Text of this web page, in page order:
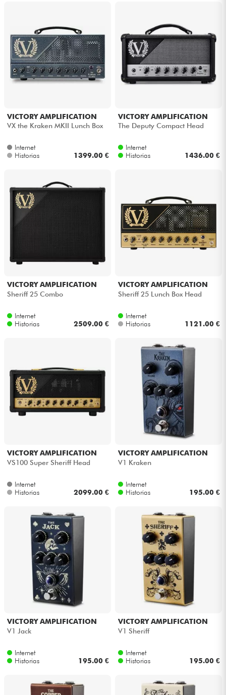
VICTORY AMPLIFICATION
VX the Kraken MKII Lunch Box
Internet
Historias
1399.00 €
VICTORY AMPLIFICATION
The Deputy Compact Head
Internet
Historias
1436.00 €
VICTORY AMPLIFICATION
Sheriff 25 Combo
Internet
Historias
2509.00 €
VICTORY AMPLIFICATION
Sheriff 25 Lunch Box Head
Internet
Historias
1121.00 €
VICTORY AMPLIFICATION
VS100 Super Sheriff Head
Internet
Historias
2099.00 €
VICTORY AMPLIFICATION
V1 Kraken
Internet
Historias
195.00 €
VICTORY AMPLIFICATION
V1 Jack
Internet
Historias
195.00 €
VICTORY AMPLIFICATION
V1 Sheriff
Internet
Historias
195.00 €